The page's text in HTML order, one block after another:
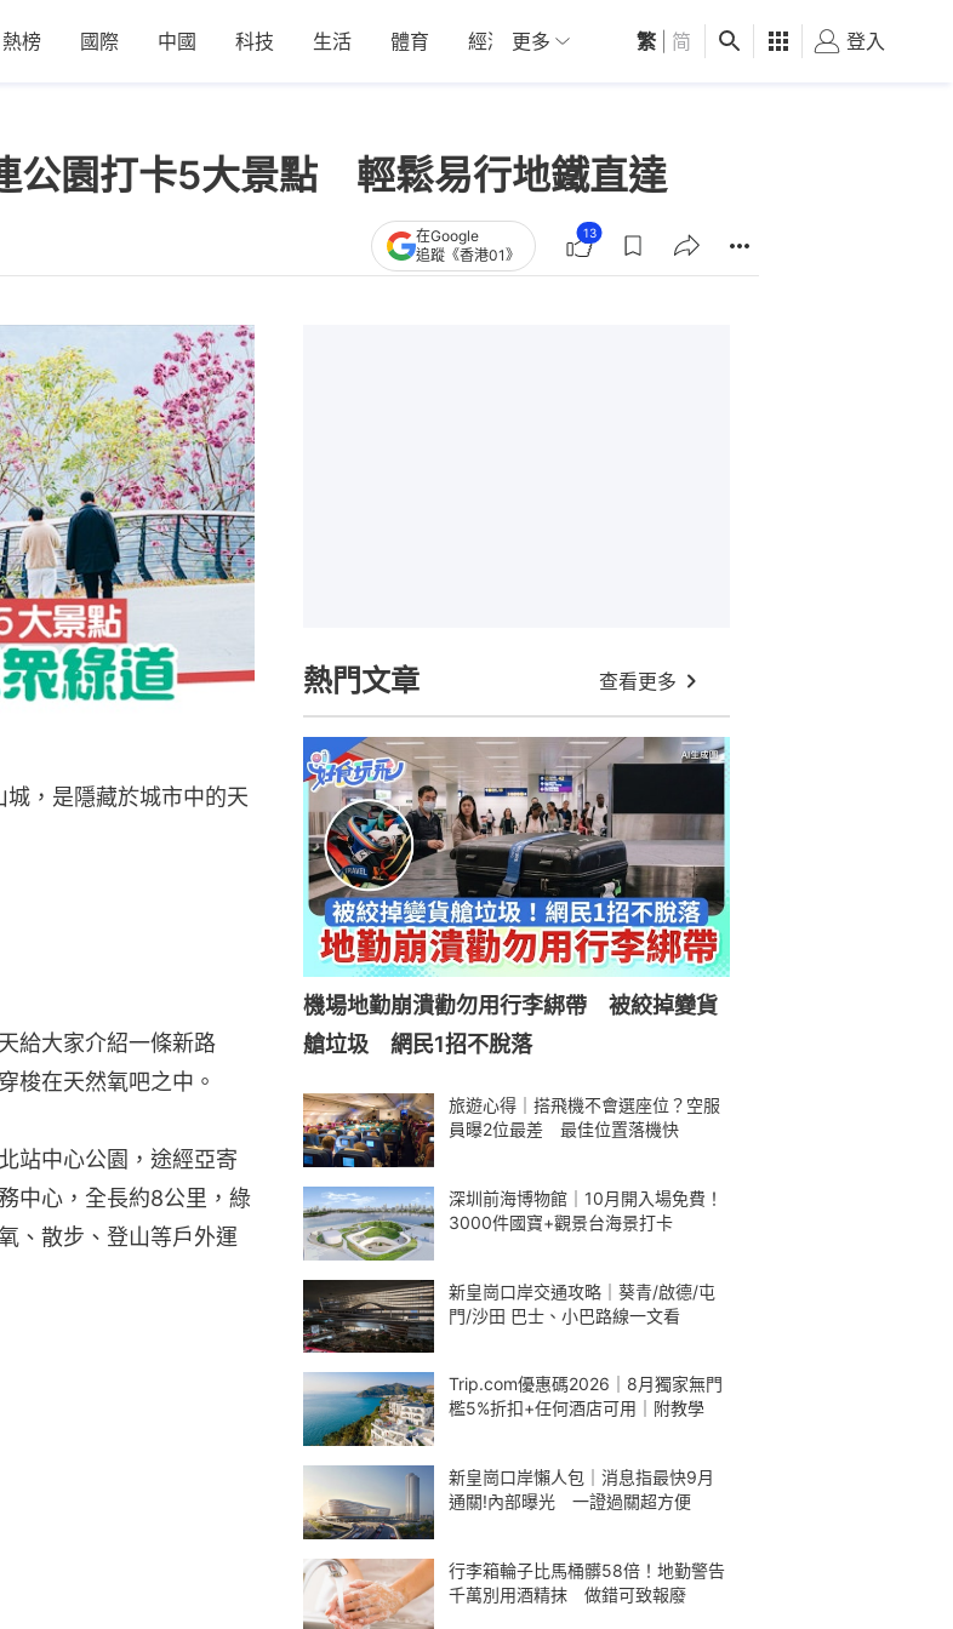
熱榜 國際 中國 科技 生活 體育 經濟 01深圳 觀點 健康 好食玩飛
更多 繁 简 登入
園打卡5大景點 輕鬆易行地鐵直達
在Google
追蹤《香港01》
13
，是隱藏於城市中的天
給大家介紹一條新路
梭在天然氧吧之中。
站中心公園，途經亞寄
中心，全長約8公里，綠
、散步、登山等戶外運
熱門文章 查看更多
機場地勤崩潰勸勿用行李綁帶 被絞掉變貨
艙垃圾 網民1招不脫落
旅遊心得｜搭飛機不會選座位？空服
員曝2位最差 最佳位置落機快
深圳前海博物館｜10月開入場免費！
3000件國寶+觀景台海景打卡
新皇崗口岸交通攻略｜葵青/啟德/屯
門/沙田 巴士、小巴路線一文看
Trip.com優惠碼2026｜8月獨家無門
檻5%折扣+任何酒店可用｜附教學
新皇崗口岸懶人包｜消息指最快9月
通關!內部曝光 一證過關超方便
行李箱輪子比馬桶髒58倍！地勤警告
千萬別用酒精抹 做錯可致報廢